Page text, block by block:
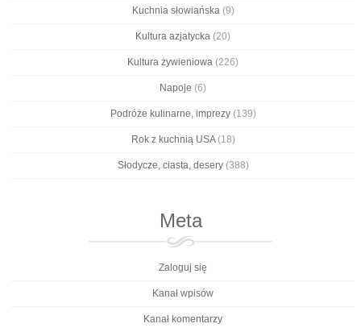
Kuchnia słowiańska(9)
Kultura azjatycka (20)
Kultura żywieniowa (226)
Napoje (6)
Podróże kulinarne, imprezy(139)
Rok z kuchnią USA(18)
Słodycze, ciasta, desery(388)
Meta
Zaloguj się
Kanał wpisów
Kanał komentarzy